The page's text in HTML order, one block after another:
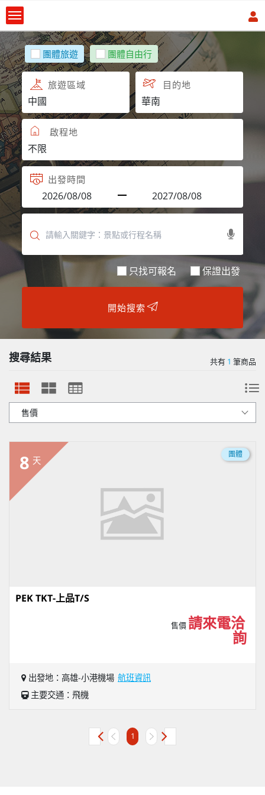
團體旅遊 團體自由行
旅遊區域 目的地
啟程地
出發時間
只找可報名 保證出發
開始搜索
搜尋結果 共有 1 筆商品
8 天
團體
PEK TKT-上品T/S
售價 請來電洽
詢
出發地：高雄-小港機場 航班資訊
主要交通：飛機
1